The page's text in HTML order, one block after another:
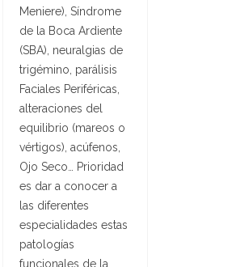
Meniere), Síndrome
de la Boca Ardiente
(SBA), neuralgias de
trigémino, parálisis
Faciales Periféricas,
alteraciones del
equilibrio (mareos o
vértigos), acúfenos,
Ojo Seco… Prioridad
es dar a conocer a
las diferentes
especialidades estas
patologías
funcionales de la